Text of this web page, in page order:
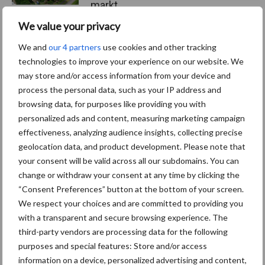
We value your privacy
We and our 4 partners use cookies and other tracking
technologies to improve your experience on our website. We
may store and/or access information from your device and
process the personal data, such as your IP address and
browsing data, for purposes like providing you with
personalized ads and content, measuring marketing campaign
effectiveness, analyzing audience insights, collecting precise
geolocation data, and product development. Please note that
your consent will be valid across all our subdomains. You can
change or withdraw your consent at any time by clicking the
“Consent Preferences” button at the bottom of your screen.
We respect your choices and are committed to providing you
with a transparent and secure browsing experience. The
third-party vendors are processing data for the following
purposes and special features: Store and/or access
information on a device, personalized advertising and content,
markt
Themapagina's
Diergezondheid Bemesting Fokkerij
Bedrijfsnieuws
Ligbox &
Voerhekken
Toon meer